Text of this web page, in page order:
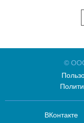
©
ВКонтакте